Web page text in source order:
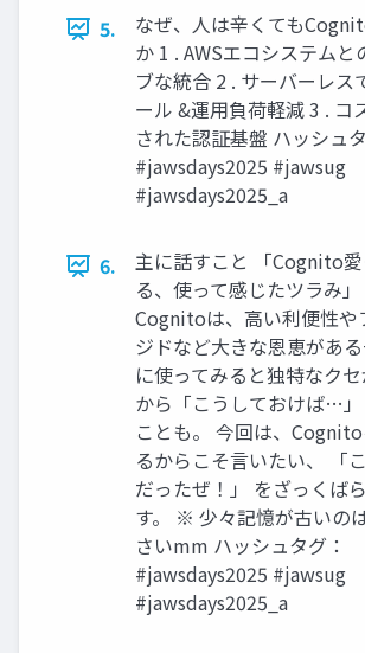
5.
なぜ、人は辛くても
か 1 . AWSエコシステムと
ブな統合 2 . サーバーレス
ール &運用負荷軽減 3 . コ
された認証基盤 ハッシュ
#jawsdays2025 #jawsug
#jawsdays2025_a
6.
主に話すこと 「Cognito
る、使って感じたツラみ
Cognitoは、高い利便性や
ジドなど大きな恩恵があ
に使ってみると独特なク
から「こうしておけば…
ことも。 今回は、
るからこそ言いたい、 「
だったぜ！」 をざっくば
す。 ※ 少々記憶が古いの
さいmm ハッシュタグ：
#jawsdays2025 #jawsug
#jawsdays2025_a